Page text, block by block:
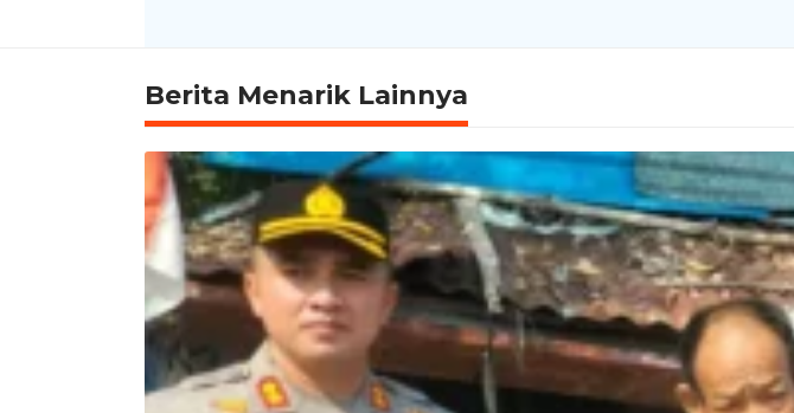
Berita Menarik Lainnya